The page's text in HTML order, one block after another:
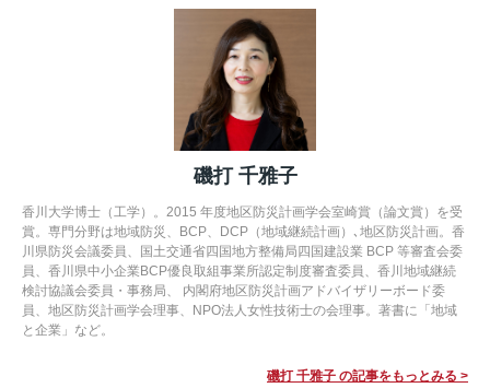
磯打 千雅子
香川大学博士（工学）。2015 年度地区防災計画学会室崎賞（論文賞）を受
賞。専門分野は地域防災、BCP、DCP（地域継続計画）､地区防災計画。香
川県防災会議委員、国土交通省四国地方整備局四国建設業 BCP 等審査会委
員、香川県中小企業BCP優良取組事業所認定制度審査委員、香川地域継続
検討協議会委員・事務局、 内閣府地区防災計画アドバイザリーボード委
員、地区防災計画学会理事、NPO法人女性技術士の会理事。著書に「地域
と企業」など。
磯打 千雅子 の記事をもっとみる >